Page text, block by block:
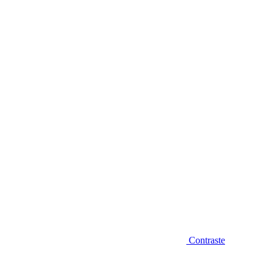
Contraste